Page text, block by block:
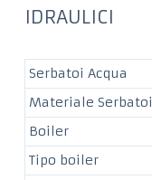
IDRAULICI
Serbatoi Acqua
Materiale Serbatoi
Boiler
Tipo boiler